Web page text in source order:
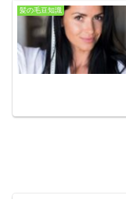
髪の毛豆知識